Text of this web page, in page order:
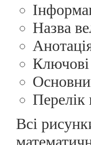
Назва
Ключові
Всі